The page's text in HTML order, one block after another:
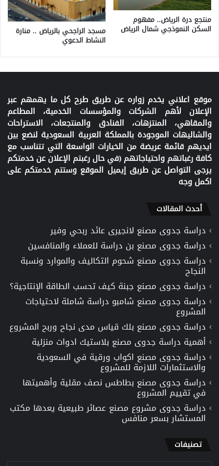
منتجع درة الرياض.. مفهوم
السكن النموذجي شمال الرياض مسجد الراجحي بالرياض .. منارة
النشاط الدعوي
موقع اعلاني يخدم زواره عن طريق طرح كل ما يهمهم عبر
الإعلان لأهم الشركات والمؤسسات الخدمية، المطاعم
والمقاهي، المنتزهات، الفنادق والمنتجعات، الاستراحات
والشاليهات الموجودة بالمملكة العربية السعودية لنضع بين
ايديهم قائمة عريضة من الخيارات الواسعة التي تتناسب مع
كافة رغباتهم واحتياجاتهم (في حال رغبتم الإعلان عن خدمتكم
يرجى التواصل عن طريق إيميل الموقع وستتم خدمتكم على
اكمل وجه
أحدث المقالات
دراسة جدوى مصنع لانجيرى عائد ربحي وفير
دراسة جدوى مصنع بن دراسة للعملاء والمنافسين
دراسة جدوى مصنع شحوم التكاليف والموارد ونسبة
النجاح
دراسة جدوى مصنع جبنة كيف تحسب الطاقة الإنتاجية؟
دراسة جدوى مصنع شامبو دراسة شاملة لاحتياجات
المشروع
دراسة جدوى مصنع بلك قياس مدى نجاح وربح المشروع
أهمية دراسة جدوى مصنع بلاستيك ادوات منزلية
دراسة جدوى مصنع اكواب ورقية في السعودية
والاستثمارات اللازمة للمشروع
دراسة جدوى مصنع بطاطس نصف مقلية وأهميتها
في تقييم المشروع
دراسة جدوى مشروع مصنع عصائر طبيعية يعدها مكتب
المستشار بسعر منافس
تصنيفات